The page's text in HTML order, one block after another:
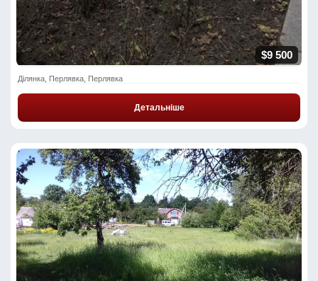
$9 500
Ділянка, Перлявка, Перлявка
Детальніше